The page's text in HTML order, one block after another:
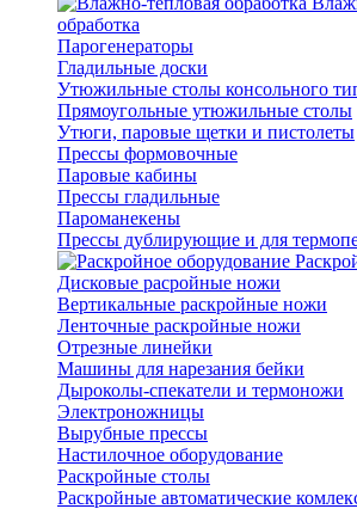
обработка
Парогенераторы
Гладильные доски
Утюжильные столы консольного
Прямоугольные утюжильные столы
Утюги, паровые щетки и пистолеты
Прессы формовочные
Паровые кабины
Прессы гладильные
Пароманекены
Прессы дублирующие и для
Дисковые расройные ножи
Вертикальные раскройные ножи
Ленточные раскройные ножи
Отрезные линейки
Машины для нарезания бейки
Дыроколы-спекатели и термоножи
Электроножницы
Вырубные прессы
Настилочное оборудование
Раскройные столы
Раскройные автоматические